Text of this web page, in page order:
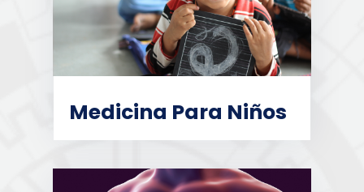
Medicina Para Niños